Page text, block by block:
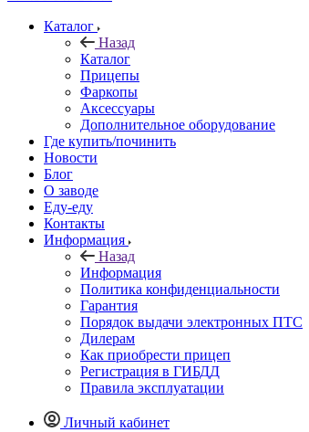
Каталог
Назад
Каталог
Прицепы
Фаркопы
Аксессуары
Дополнительное оборудование
Где купить/починить
Новости
Блог
О заводе
Еду-еду
Контакты
Информация
Назад
Информация
Политика конфиденциальности
Гарантия
Порядок выдачи электронных ПТС
Дилерам
Как приобрести прицеп
Регистрация в ГИБДД
Правила эксплуатации
Личный кабинет